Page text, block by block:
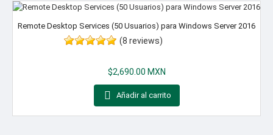
Remote Desktop Services (50 Usuarios) para Windows Server 2016
(8 reviews)
$2,690.00 MXN
 Añadir al carrito